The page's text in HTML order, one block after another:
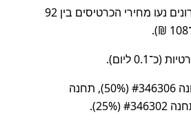
ב־365 הימים האחרונים נעו מחירי הכרטיסים בין 92
תחנות עיקריות: תחנה #346306 (50%), תחנה